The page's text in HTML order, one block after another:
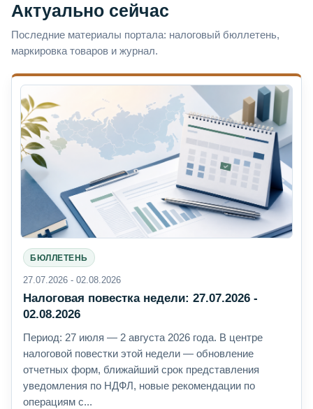
Актуально сейчас
Последние материалы портала: налоговый бюллетень,
маркировка товаров и журнал.
БЮЛЛЕТЕНЬ
27.07.2026 - 02.08.2026
Налоговая повестка недели: 27.07.2026 -
02.08.2026
Период: 27 июля — 2 августа 2026 года. В центре
налоговой повестки этой недели — обновление
отчетных форм, ближайший срок представления
уведомления по НДФЛ, новые рекомендации по
операциям с...